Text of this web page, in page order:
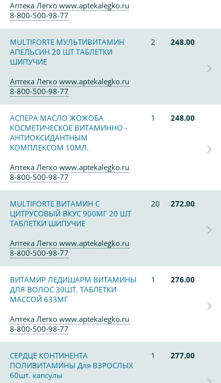
Аптека Легко www.aptekalegko.ru
8-800-500-98-77
MULTIFORTE МУЛЬТИВИТАМИН
АПЕЛЬСИН 20 ШТ ТАБЛЕТКИ
ШИПУЧИЕ
2 248.00
Аптека Легко www.aptekalegko.ru
8-800-500-98-77
АСПЕРА МАСЛО ЖОЖОБА
КОСМЕТИЧЕСКОЕ ВИТАМИННО -
АНТИОКСИДАНТНЫМ
КОМПЛЕКСОМ 10МЛ.
1 248.00
Аптека Легко www.aptekalegko.ru
8-800-500-98-77
MULTIFORTE ВИТАМИН С
ЦИТРУСОВЫЙ ВКУС 900МГ 20 ШТ
ТАБЛЕТКИ ШИПУЧИЕ
20 272.00
Аптека Легко www.aptekalegko.ru
8-800-500-98-77
ВИТАМИР ЛЕДИШАРМ ВИТАМИНЫ
ДЛЯ ВОЛОС 30ШТ. ТАБЛЕТКИ
МАССОЙ 633МГ
1 276.00
Аптека Легко www.aptekalegko.ru
8-800-500-98-77
СЕРДЦЕ КОНТИНЕНТА
ПОЛИВИТАМИНЫ Для ВЗРОСЛЫХ
60шт. капсулы
1 277.00